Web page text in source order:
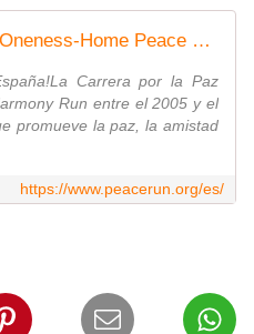
Spain | The Sri Chinmoy Oneness-Home Peace Run
Carrera por la Paz
Run entre el 2005 y el
promueve la paz, la amistad
https://www.peacerun.org/es/